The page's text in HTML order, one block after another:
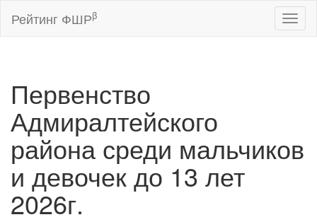
Рейтинг ФШРβ
Первенство
Адмиралтейского
района среди мальчиков
и девочек до 13 лет
2026г.